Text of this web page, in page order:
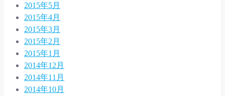
2015年5月
2015年4月
2015年3月
2015年2月
2015年1月
2014年12月
2014年11月
2014年10月